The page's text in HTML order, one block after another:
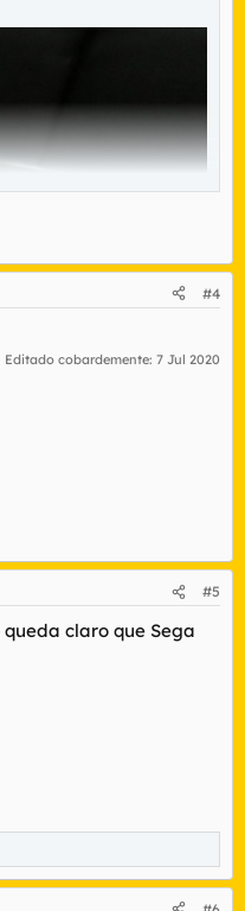
#4
Editado cobardemente: 7 Jul 2020
#5
claro que Sega